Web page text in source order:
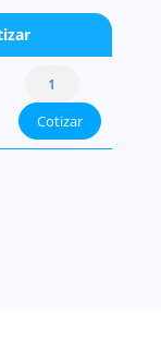
Drop
Ear
Tee
CTS
Cotizar